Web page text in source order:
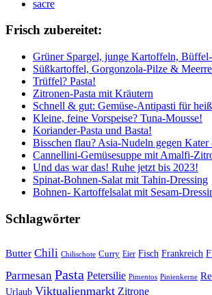
sacre
Frisch zubereitet:
Grüner Spargel, junge Kartoffeln,
Süßkartoffel, Gorgonzola-Pilze &
Trüffel? Pasta!
Zitronen-Pasta mit Kräutern
Schnell & gut: Gemüse-Antipasti für
Kleine, feine Vorspeise? Tuna-Mousse!
Koriander-Pasta und Basta!
Bisschen flau? Asia-Nudeln gegen
Cannellini-Gemüsesuppe mit Amalfi-
Und das war das! Ruhe jetzt bis 2023!
Spinat-Bohnen-Salat mit Tahin-Dressing
Bohnen- Kartoffelsalat mit Sesam-
Schlagwörter
Butter Chili Chilischote Curry Eier Fisch Frankreich
Parmesan Pasta Petersilie Pimentos Pinienkerne
Urlaub Viktualienmarkt Zitrone